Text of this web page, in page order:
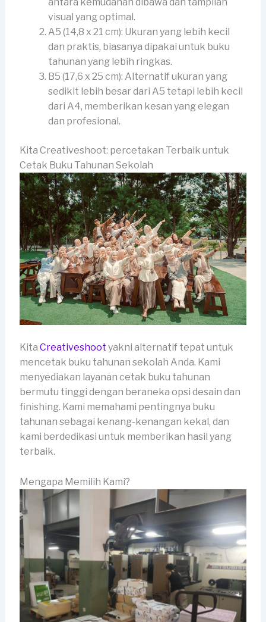
antara kemudahan dibawa dan tampilan
visual yang optimal.
A5 (14,8 x 21 cm): Ukuran yang lebih kecil
dan praktis, biasanya dipakai untuk buku
tahunan yang lebih ringkas.
B5 (17,6 x 25 cm): Alternatif ukuran yang
sedikit lebih besar dari A5 tetapi lebih kecil
dari A4, memberikan kesan yang elegan
dan profesional.
Kita Creativeshoot: percetakan Terbaik untuk
Cetak Buku Tahunan Sekolah
Kita Creativeshoot yakni alternatif tepat untuk
mencetak buku tahunan sekolah Anda. Kami
menyediakan layanan cetak buku tahunan
bermutu tinggi dengan beraneka opsi desain dan
finishing. Kami memahami pentingnya buku
tahunan sebagai kenang-kenangan kekal, dan
kami berdedikasi untuk memberikan hasil yang
terbaik.
Mengapa Memilih Kami?